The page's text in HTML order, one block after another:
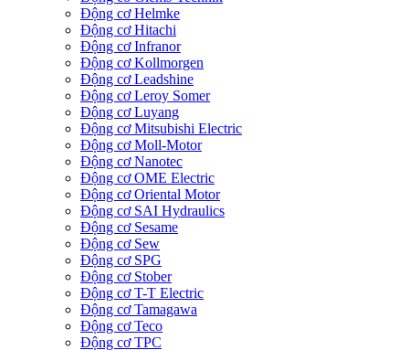
Động cơ Helmke
Động cơ Hitachi
Động cơ Infranor
Động cơ Kollmorgen
Động cơ Leadshine
Động cơ Leroy Somer
Động cơ Luyang
Động cơ Mitsubishi Electric
Động cơ Moll-Motor
Động cơ Nanotec
Động cơ OME Electric
Động cơ Oriental Motor
Động cơ SAI Hydraulics
Động cơ Sesame
Động cơ Sew
Động cơ SPG
Động cơ Stober
Động cơ T-T Electric
Động cơ Tamagawa
Động cơ Teco
Động cơ TPC